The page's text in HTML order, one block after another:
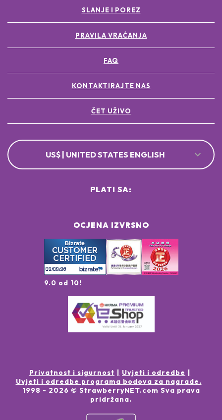
SLANJE I POREZ
PRAVILA VRAĆANJA
FAQ
KONTAKTIRAJTE NAS
ČET UŽIVO
US$ | UNITED STATES ENGLISH
OCJENA IZVRSNO
9.0 od 10!
PLATI SA:
Privatnost i sigurnost
Uvjeti i odredbe
Uvjeti i odredbe programa bodova za nagrade.
1998 - 2026 © StrawberryNET.com Sva prava
pridržana.